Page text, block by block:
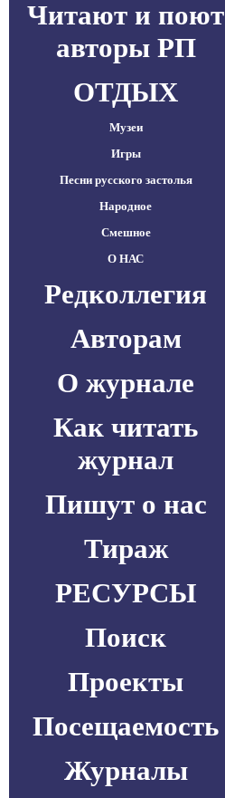
Читают и поют
авторы РП
ОТДЫХ
Музеи
Игры
Песни русского застолья
Народное
Смешное
О НАС
Редколлегия
Авторам
О журнале
Как читать
журнал
Пишут о нас
Тираж
РЕСУРСЫ
Поиск
Проекты
Посещаемость
Журналы